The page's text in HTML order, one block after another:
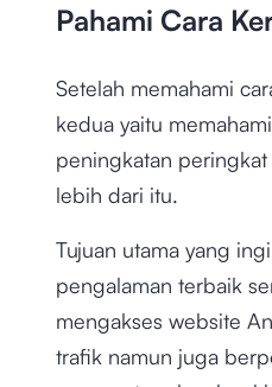
Pahami Cara
Setelah memahami
kedua yaitu
peningkatan
lebih dari itu.
Tujuan utama yang
pengalaman terbaik
mengakses website
trafik namun juga